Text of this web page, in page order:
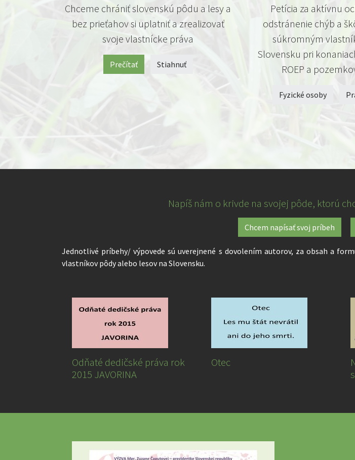
Chceme chrániť slovenskú pôdu a lesy a
bez prieťahov si uplatniť a zrealizovať
svoje vlastnícke práva
Prečítať Stiahnuť
Petícia za aktívnu
odstránenie chýb a
súkromným
Slovensku pri
ROEP a
Fyzické osoby
Napíš nám o krivde na svojej pôde, ktorú
Chcem napísať svoj príbeh
Jednotlivé príbehy/ výpovede sú uverejnené s dovolením autorov, za obsah a
vlastníkov pôdy alebo lesov na Slovensku.
Odňaté dedičské práva rok
2015 JAVORINA
Otec